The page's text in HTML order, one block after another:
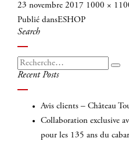
Publié
le
23 novembre 2017 Taille
1000 ×
Navigation
de
l’article
Publié dansESHOP
Search
Recherche
pour
:
Recent Posts
Avis clients – Château
Collaboration exclusive
pour les 135 ans du